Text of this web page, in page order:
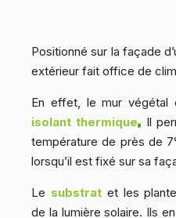
Positionné sur la façade
extérieur fait office de
En effet, le mur végétal
isolant thermique. Il
température de près de
lorsqu’il est fixé sur sa
Le substrat et les
de la lumière solaire. Ils